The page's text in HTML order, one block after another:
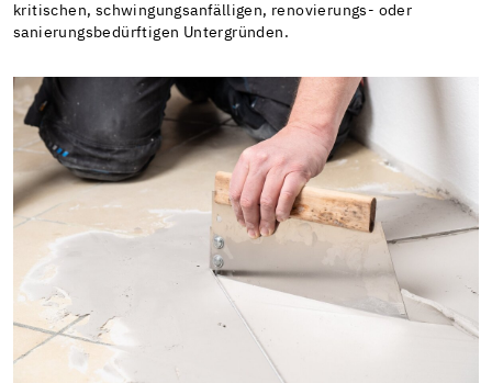
kritischen, schwingungsanfälligen, renovierungs- oder
sanierungsbedürftigen Untergründen.